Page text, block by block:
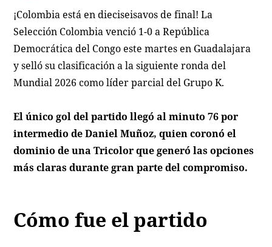
¡Colombia está en dieciseisavos de final! La
Selección Colombia venció 1-0 a República
Democrática del Congo este martes en Guadalajara
y selló su clasificación a la siguiente ronda del
Mundial 2026 como líder parcial del Grupo K.
El único gol del partido llegó al minuto 76 por
intermedio de Daniel Muñoz, quien coronó el
dominio de una Tricolor que generó las opciones
más claras durante gran parte del compromiso.
Cómo fue el partido